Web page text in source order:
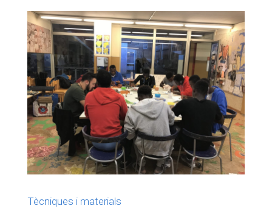
Tècniques i materials